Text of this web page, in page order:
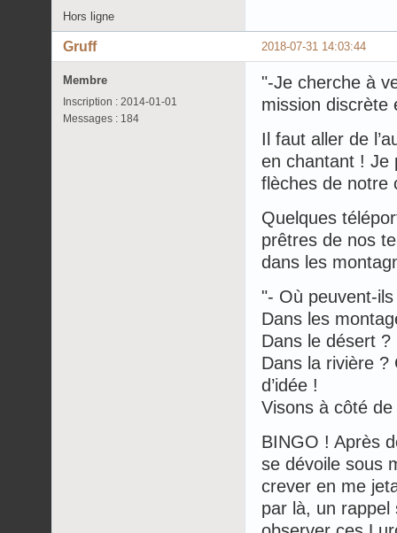
Hors ligne
2018-07-31 14:03:44
Gruff
Membre
Inscription : 2014-01-01
Messages : 184
"-Je cherche à
mission discrète
Il faut aller de
en chantant ! Je
flèches de notre
Quelques
prêtres de nos
dans les
"- Où peuvent-
Dans les
Dans le désert ?
Dans la rivière ?
d’idée !
Visons à côté
BINGO ! Après
se dévoile sous
crever en me
par là, un rappel